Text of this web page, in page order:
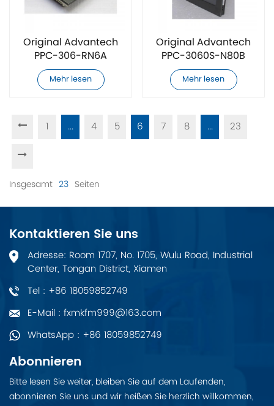
Original Advantech
PPC-306-RN6A
Touchscreen
Mehr lesen
Original Advantech
PPC-3060S-N80B
Touchscreen
Mehr lesen
1 ... 4 5 6 7 8 ... 23
Insgesamt 23 Seiten
Kontaktieren Sie uns
Adresse: Room 1707, No. 1705, Wulu Road, Industrial
Center, Tongan District, Xiamen
Tel : +86 18059852749
E-Mail : fxmkfm999@163.com
WhatsApp : +86 18059852749
Abonnieren
Bitte lesen Sie weiter, bleiben Sie auf dem Laufenden,
abonnieren Sie uns und wir heißen Sie herzlich willkommen,